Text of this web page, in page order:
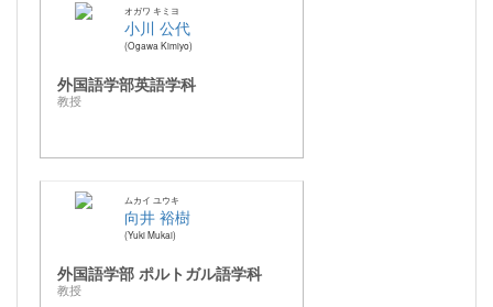
オガワ キミヨ
小川 公代
Ogawa Kimiyo
外国語学部英語学科
教授
ムカイ ユウキ
向井 裕樹
Yuki Mukai
外国語学部 ポルトガル語学科
教授